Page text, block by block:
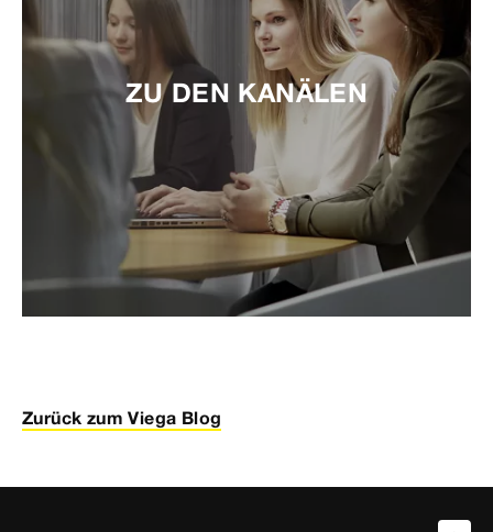
ZU DEN KANÄLEN
Zurück zum Viega Blog